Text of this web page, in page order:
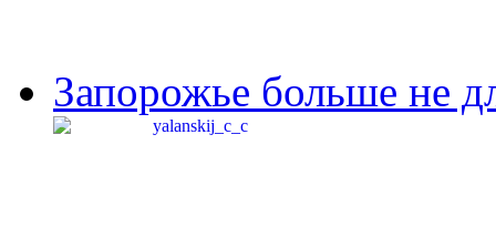
Запорожье больше не